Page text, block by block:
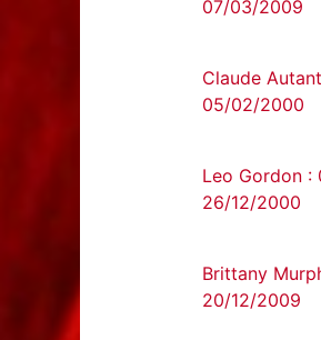
07/03/2009
Claude
05/02/2000
Leo Gordon :
26/12/2000
Brittany
20/12/2009